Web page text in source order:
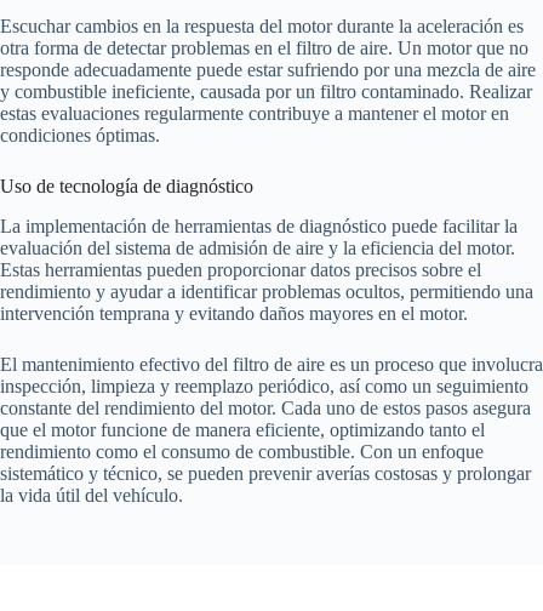
Escuchar cambios en la respuesta del motor durante la aceleración es
otra forma de detectar problemas en el filtro de aire. Un motor que no
responde adecuadamente puede estar sufriendo por una mezcla de aire
y combustible ineficiente, causada por un filtro contaminado. Realizar
estas evaluaciones regularmente contribuye a mantener el motor en
condiciones óptimas.
Uso de tecnología de diagnóstico
La implementación de herramientas de diagnóstico puede facilitar la
evaluación del sistema de admisión de aire y la eficiencia del motor.
Estas herramientas pueden proporcionar datos precisos sobre el
rendimiento y ayudar a identificar problemas ocultos, permitiendo una
intervención temprana y evitando daños mayores en el motor.
El mantenimiento efectivo del filtro de aire es un proceso que involucra
inspección, limpieza y reemplazo periódico, así como un seguimiento
constante del rendimiento del motor. Cada uno de estos pasos asegura
que el motor funcione de manera eficiente, optimizando tanto el
rendimiento como el consumo de combustible. Con un enfoque
sistemático y técnico, se pueden prevenir averías costosas y prolongar
la vida útil del vehículo.